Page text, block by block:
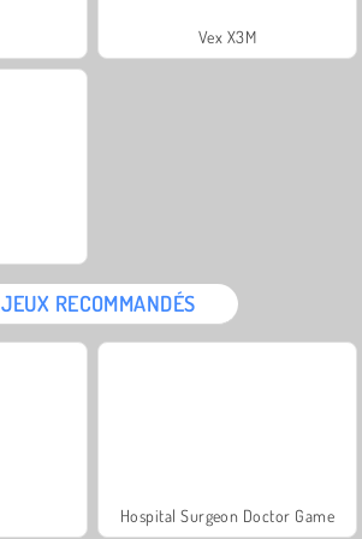
Vex X3M
JEUX RECOMMANDÉS
Hospital Surgeon Doctor Game